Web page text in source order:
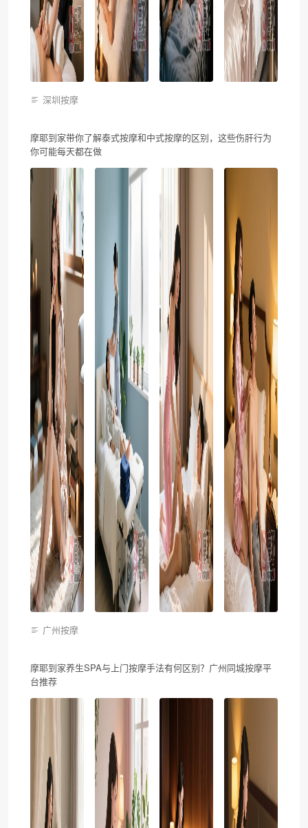
深圳按摩
摩耶到家带你了解泰式按摩和中式按摩的区别，这些伤肝行为
你可能每天都在做
广州按摩
摩耶到家养生SPA与上门按摩手法有何区别？广州同城按摩平
台推荐